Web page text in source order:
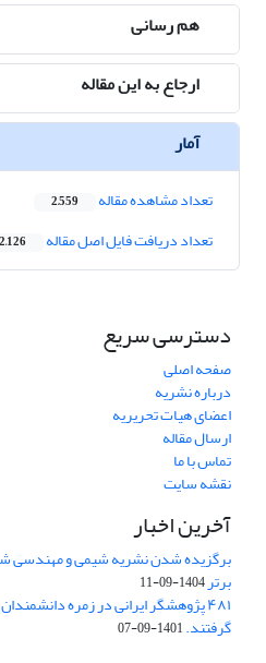
هم رسانی
ارجاع به این مقاله
آمار
تعداد مشاهده مقاله 2,559
تعداد دریافت فایل اصل مقاله 2,126
دسترسی سریع
صفحه اصلی
درباره نشریه
اعضای هیات تحریریه
ارسال مقاله
تماس با ما
نقشه سایت
آخرین اخبار
برگزیده شدن نشریه شیمی و مهندسی
برتر1404-09-11
۴۸۱ پژوهشگر ایرانی در زمره
گرفتند.1401-09-07